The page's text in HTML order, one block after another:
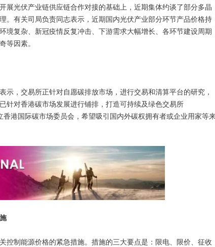
展光伏产业链供应链合作对接的基础上，近期集体约谈了部分多晶
。有关司局负责同志表示，近期国内光伏产业部分环节产品价格持
复杂、新冠疫情反复冲击、下游需求大幅增长、各环节建设周期
等因素。
，交易所正针对自愿碳排放市场，进行交易和清算平台的研究，
针对香港碳市场发展进行铺排，打造可持续及绿色交易所
港国际碳市场委员会，希望吸引国内外碳权拥有者或企业用家等
控制能源价格的紧急措施。措施的三大要点是：限电、限价、征收